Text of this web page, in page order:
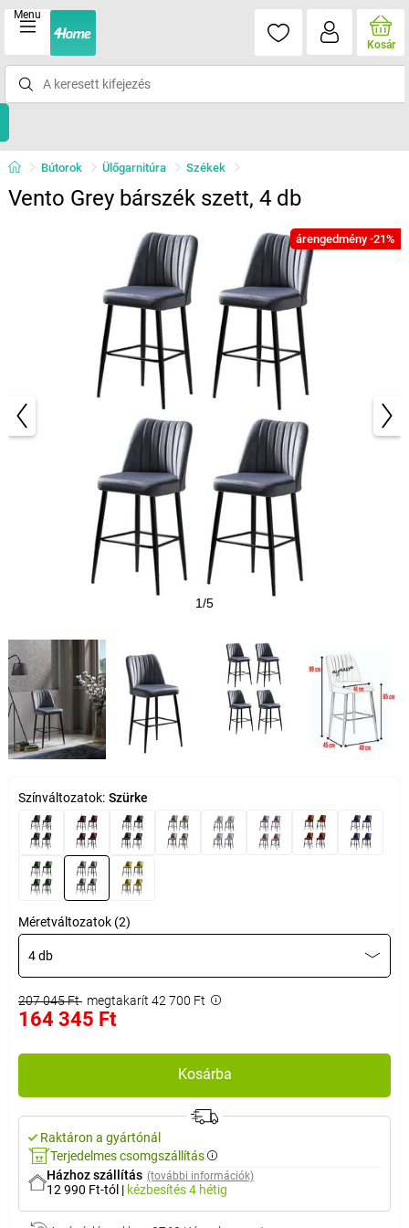
Menu
Kosár
Bútorok Ülőgarnitúra Székek
Vento Grey bárszék szett, 4 db
árengedmény -21%
1/5
Színváltozatok: Szürke
Méretváltozatok (2)
4 db
207 045 Ft megtakarít 42 700 Ft
164 345 Ft
Kosárba
Raktáron a gyártónál
Terjedelmes csomgszállítás
Házhoz szállítás (további információk)
12 990 Ft-tól | kézbesítés4 hétig